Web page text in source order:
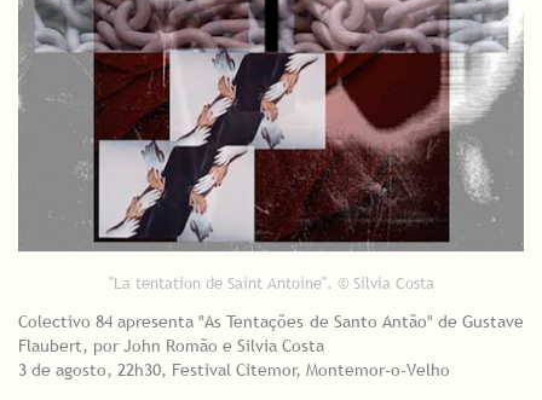
"La tentation de Saint Antoine". © Silvia Costa
Colectivo 84 apresenta "As Tentações de Santo Antão" de Gustave
Flaubert, por John Romão e Silvia Costa
3 de agosto, 22h30, Festival Citemor, Montemor-o-Velho